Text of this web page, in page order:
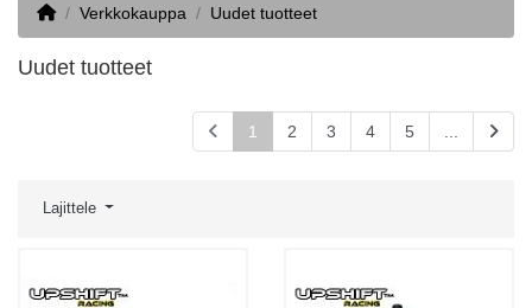
HomeVerkkokauppa Uudet tuotteet
Uudet tuotteet
1 2 3 4 5
Lajittele